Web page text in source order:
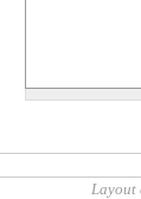
Layout